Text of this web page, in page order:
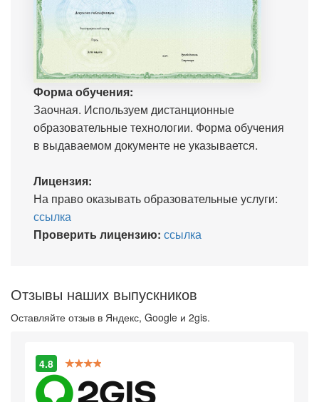
Форма обучения:
Заочная. Используем дистанционные
образовательные технологии. Форма обучения
в выдаваемом документе не указывается.
Лицензия:
На право оказывать образовательные услуги:
ссылка
Проверить лицензию: ссылка
Отзывы наших выпускников
Оставляйте отзыв в Яндекс, Google и 2gis.
4.8